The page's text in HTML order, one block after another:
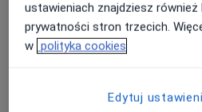
Od 350 zł Szczegóły
USG tkanek miękkich +
Szczegóły
ustawieniach znajdziesz również
prywatności stron trzecich.
w polityka cookies
Edytuj